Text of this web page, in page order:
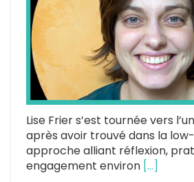
Lise Frier s’est tournée vers
après avoir trouvé dans la
approche alliant réflexion,
engagement environ […]